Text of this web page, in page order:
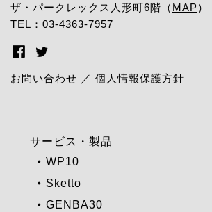
ザ・パークレックス人形町6階（ MAP）
TEL：03-4363-7957
お問い合わせ ／ 個人情報保護方針
サービス・製品
WP10
Sketto
GENBA30